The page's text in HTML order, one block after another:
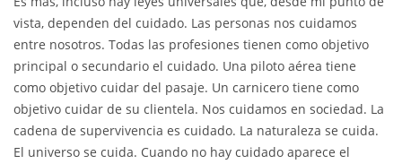
vista, dependen del cuidado. Las personas nos cuidamos
entre nosotros. Todas las profesiones tienen como objetivo
principal o secundario el cuidado. Una piloto aérea tiene
como objetivo cuidar del pasaje. Un carnicero tiene como
objetivo cuidar de su clientela. Nos cuidamos en sociedad. La
cadena de supervivencia es cuidado. La naturaleza se cuida.
El universo se cuida. Cuando no hay cuidado aparece el